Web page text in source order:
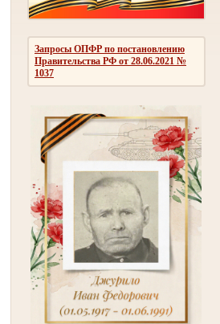
Запросы ОПФР по постановлению
Правительства РФ от 28.06.2021 №
1037